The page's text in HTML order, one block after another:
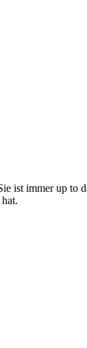
ist immer up to